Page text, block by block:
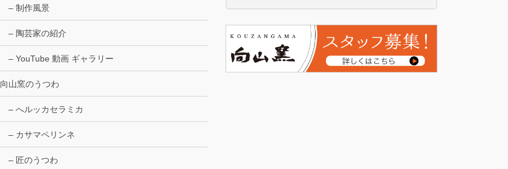
– 制作風景
– 陶芸家の紹介
– YouTube 動画 ギャラリー
向山窯のうつわ
– へルッカセラミカ
– カサマペリンネ
– 匠のうつわ